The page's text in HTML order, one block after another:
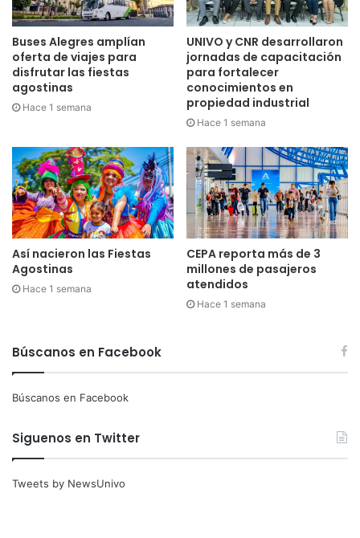
Buses Alegres amplían
oferta de viajes para
disfrutar las fiestas
agostinas
Hace 1 semana
UNIVO y CNR desarrollaron
jornadas de capacitación
para fortalecer
conocimientos en
propiedad industrial
Hace 1 semana
Así nacieron las Fiestas
Agostinas
Hace 1 semana
CEPA reporta más de 3
millones de pasajeros
atendidos
Hace 1 semana
Búscanos en Facebook
Búscanos en Facebook
Siguenos en Twitter
Tweets by NewsUnivo